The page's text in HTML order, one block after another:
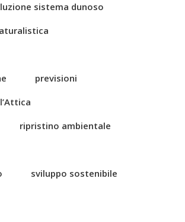
sistema dunoso
previsioni
ripristino ambientale
sviluppo sostenibile